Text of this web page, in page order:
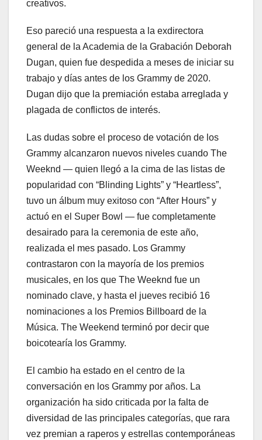
creativos.
Eso pareció una respuesta a la exdirectora
general de la Academia de la Grabación Deborah
Dugan, quien fue despedida a meses de iniciar su
trabajo y días antes de los Grammy de 2020.
Dugan dijo que la premiación estaba arreglada y
plagada de conflictos de interés.
Las dudas sobre el proceso de votación de los
Grammy alcanzaron nuevos niveles cuando The
Weeknd — quien llegó a la cima de las listas de
popularidad con “Blinding Lights” y “Heartless”,
tuvo un álbum muy exitoso con “After Hours” y
actuó en el Super Bowl — fue completamente
desairado para la ceremonia de este año,
realizada el mes pasado. Los Grammy
contrastaron con la mayoría de los premios
musicales, en los que The Weeknd fue un
nominado clave, y hasta el jueves recibió 16
nominaciones a los Premios Billboard de la
Música. The Weekend terminó por decir que
boicotearía los Grammy.
El cambio ha estado en el centro de la
conversación en los Grammy por años. La
organización ha sido criticada por la falta de
diversidad de las principales categorías, que rara
vez premian a raperos y estrellas contemporáneas